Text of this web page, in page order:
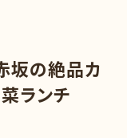
坂の絶品カ
ランチ